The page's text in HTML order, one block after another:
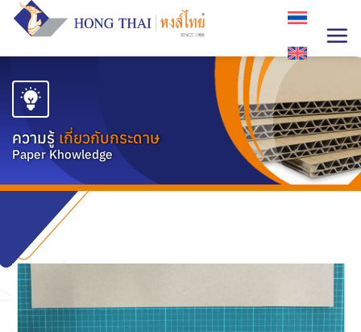
Skip
ความรู้ เกี่ยวกับกระดาษ
Paper Khowledge